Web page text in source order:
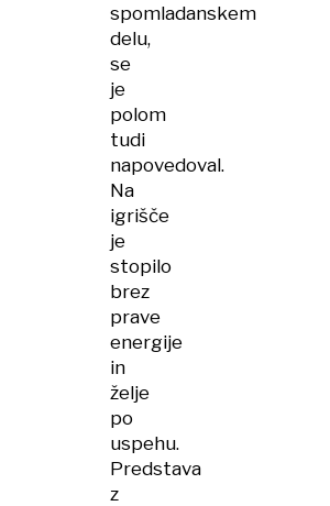
spomladanskem
delu,
se
je
polom
tudi
napovedoval.
Na
igrišče
je
stopilo
brez
prave
energije
in
želje
po
uspehu.
Predstava
z